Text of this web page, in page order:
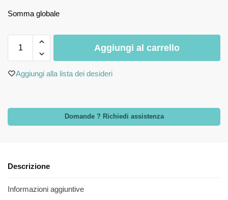
Somma globale
Aggiungi al carrello
Aggiungi alla lista dei desideri
Domande ? Richiedi assistenza
Descrizione
Informazioni aggiuntive